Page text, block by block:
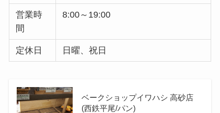
営業時
間
8:00～19:00
定休日 日曜、祝日
ベークショップイワハシ 高砂店
(西鉄平尾/パン)